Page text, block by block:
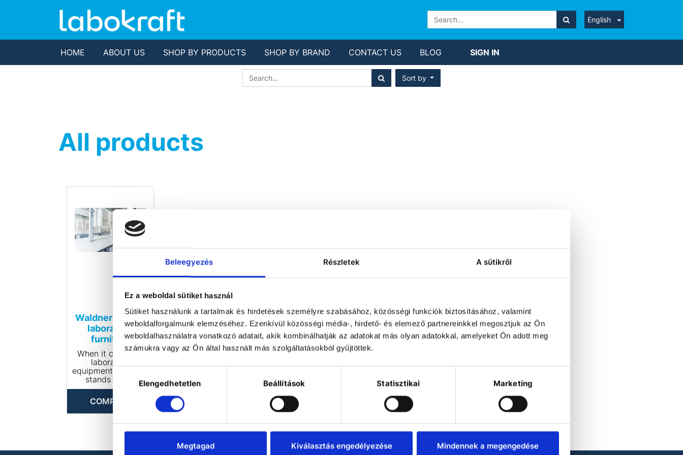
Beleegyezés Részletek A sütikről
Ez a weboldal sütiket használ
Sütiket használunk a tartalmak és hirdetések személyre szabásához, közösségi funkciók biztosításához, valamint
weboldalforgalmunk elemzéséhez. Ezenkívül közösségi média-, hirdető- és elemező partnereinkkel megosztjuk az Ön
weboldalhasználatra vonatkozó adatait, akik kombinálhatják az adatokat más olyan adatokkal, amelyeket Ön adott meg
számukra vagy az Ön által használt más szolgáltatásokból gyűjtöttek.
kiválasztásaElengedhetetlen Beállítások Statisztikai Marketing
Megtagad Kiválasztás engedélyezése Mindennek a megengedése
English
HOME ABOUT US SHOP BY PRODUCTS SHOP BY BRAND CONTACT US BLOG SIGN IN
Sort by
All products
Waldner SCALA
laboratory
furniture
When it comes to
laboratory
equipment, Waldner
stands for an
unbeatable
combination of
safety, flexibility,
and durability.
Waldner laboratory
designed as
COMPARE